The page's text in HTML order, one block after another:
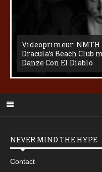
Videoprimeur: NMTH
Dracula’s Beach Club
Danze Con El Diablo
NEVER MIND THE HYPE
Contact